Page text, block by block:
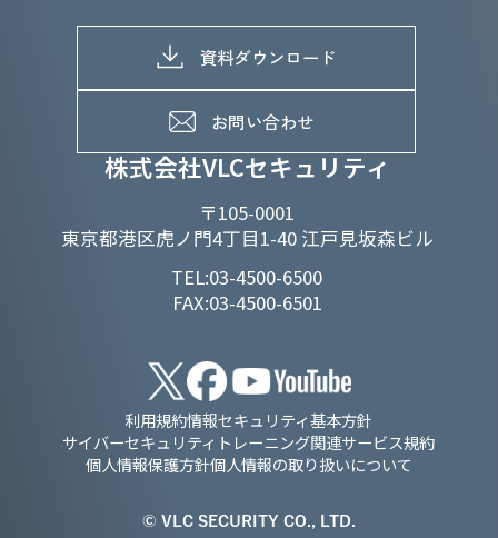
株式会社VLCセキュリティ
〒105-0001
東京都港区虎ノ門4丁目1-40 江戸見坂森ビル
TEL:03-4500-6500
FAX:03-4500-6501
よくあるご質問
SDGs推進体制
D&Iの取り組み
募集職種一覧
メッセージ
メンバーインタビュー
資料ダウンロード
お問い合わせ
利用規約情報セキュリティ基本方針
サイバーセキュリティトレーニング関連サービス規約
個人情報保護方針個人情報の取り扱いについて
© VLC SECURITY CO., LTD.